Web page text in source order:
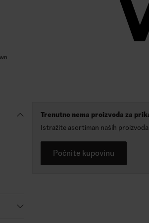
Trenutno nema proizvoda za
Istražite asortiman naših
Počnite kupovinu